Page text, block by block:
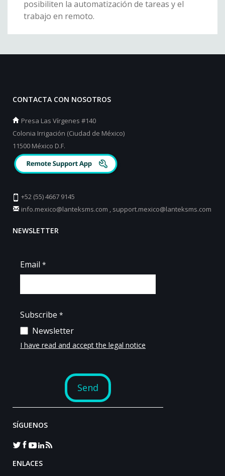
posibiliten la automatización de tareas y el
trabajo en remoto.
CONTACTA CON NOSOTROS
Presa Las Vírgenes #140
Colonia Irrigación (Ciudad de México)
11500 México D.F.
+52 (55) 4667 9145
info.mexico@lanteksms.com , support.mexico@lanteksms.com
NEWSLETTER
SÍGUENOS
ENLACES